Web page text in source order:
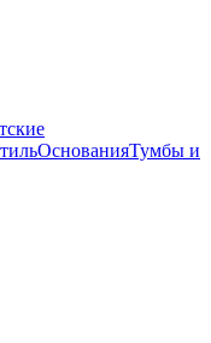
ОснованияТумбы и